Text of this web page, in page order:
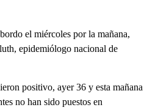
el miércoles por la mañana,
epidemiólogo nacional de
positivo, ayer 36 y esta mañana
no han sido puestos en